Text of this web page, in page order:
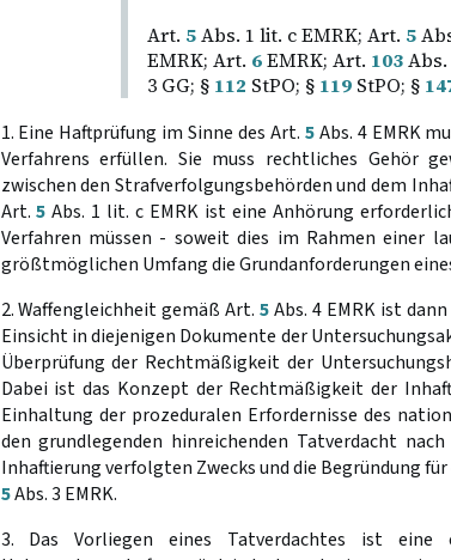
Art. 5Abs. 1 lit. c EMRK; Art. 5
EMRK; Art. 6EMRK; Art. 103Abs.
3 GG; § 112 StPO; § 119StPO; §
1. Eine Haftprüfung im Sinne des Art. 5Abs. 4 EMRK
Verfahrens erfüllen. Sie muss rechtliches Gehör
zwischen den Strafverfolgungsbehörden und dem
Art.5 Abs. 1 lit. c EMRK ist eine Anhörung
Verfahren müssen - soweit dies im Rahmen einer
größtmöglichen Umfang die Grundanforderungen
2. Waffengleichheit gemäß Art.5Abs. 4 EMRK ist
Einsicht in diejenigen Dokumente der
Überprüfung der Rechtmäßigkeit der
Dabei ist das Konzept der Rechtmäßigkeit der
Einhaltung der prozeduralen Erfordernisse des
den grundlegenden hinreichenden Tatverdacht
Inhaftierung verfolgten Zwecks und die Begründung
5Abs. 3 EMRK.
3. Das Vorliegen eines Tatverdachtes ist